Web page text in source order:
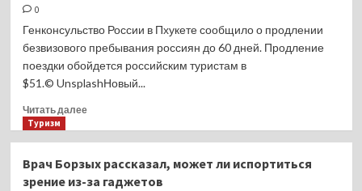
ввести
режим
с Россией
0
Генконсульство России в Пхукете сообщило о продлении
безвизового пребывания россиян до 60 дней. Продление
поездки обойдется российским туристам в
$51.© UnsplashНовый...
Читать далееПрочитать
продлил
срок
Туризм
Врач Борзых рассказал, может ли испортиться
зрение из-за гаджетов